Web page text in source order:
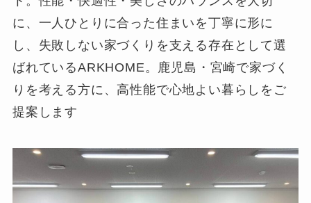
に、一人ひとりに合った住まいを丁寧に形に
し、失敗しない家づくりを支える存在として選
ばれているARKHOME。鹿児島・宮崎で家づく
りを考える方に、高性能で心地よい暮らしをご
提案します